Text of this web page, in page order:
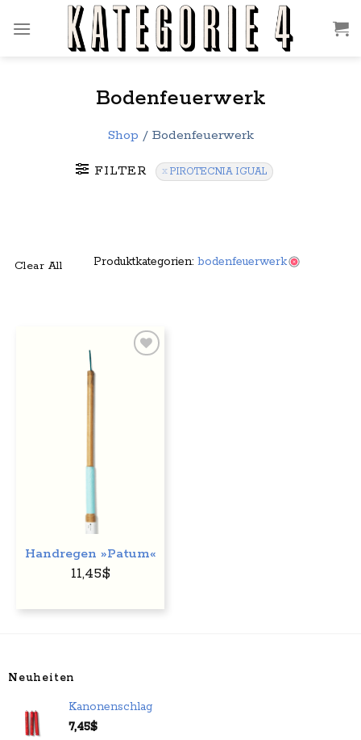
Inhalt
Bodenfeuerwerk
Shop / Bodenfeuerwerk
FILTER PIROTECNIA IGUAL
Clear All Produktkategorien: bodenfeuerwerk
Handregen »Patum«
11,45$
Neuheiten
Kanonenschlag
7,45$